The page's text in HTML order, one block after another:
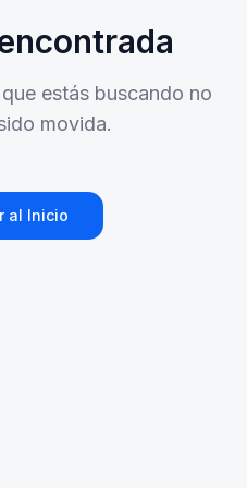
estás buscando no
movida.
al Inicio